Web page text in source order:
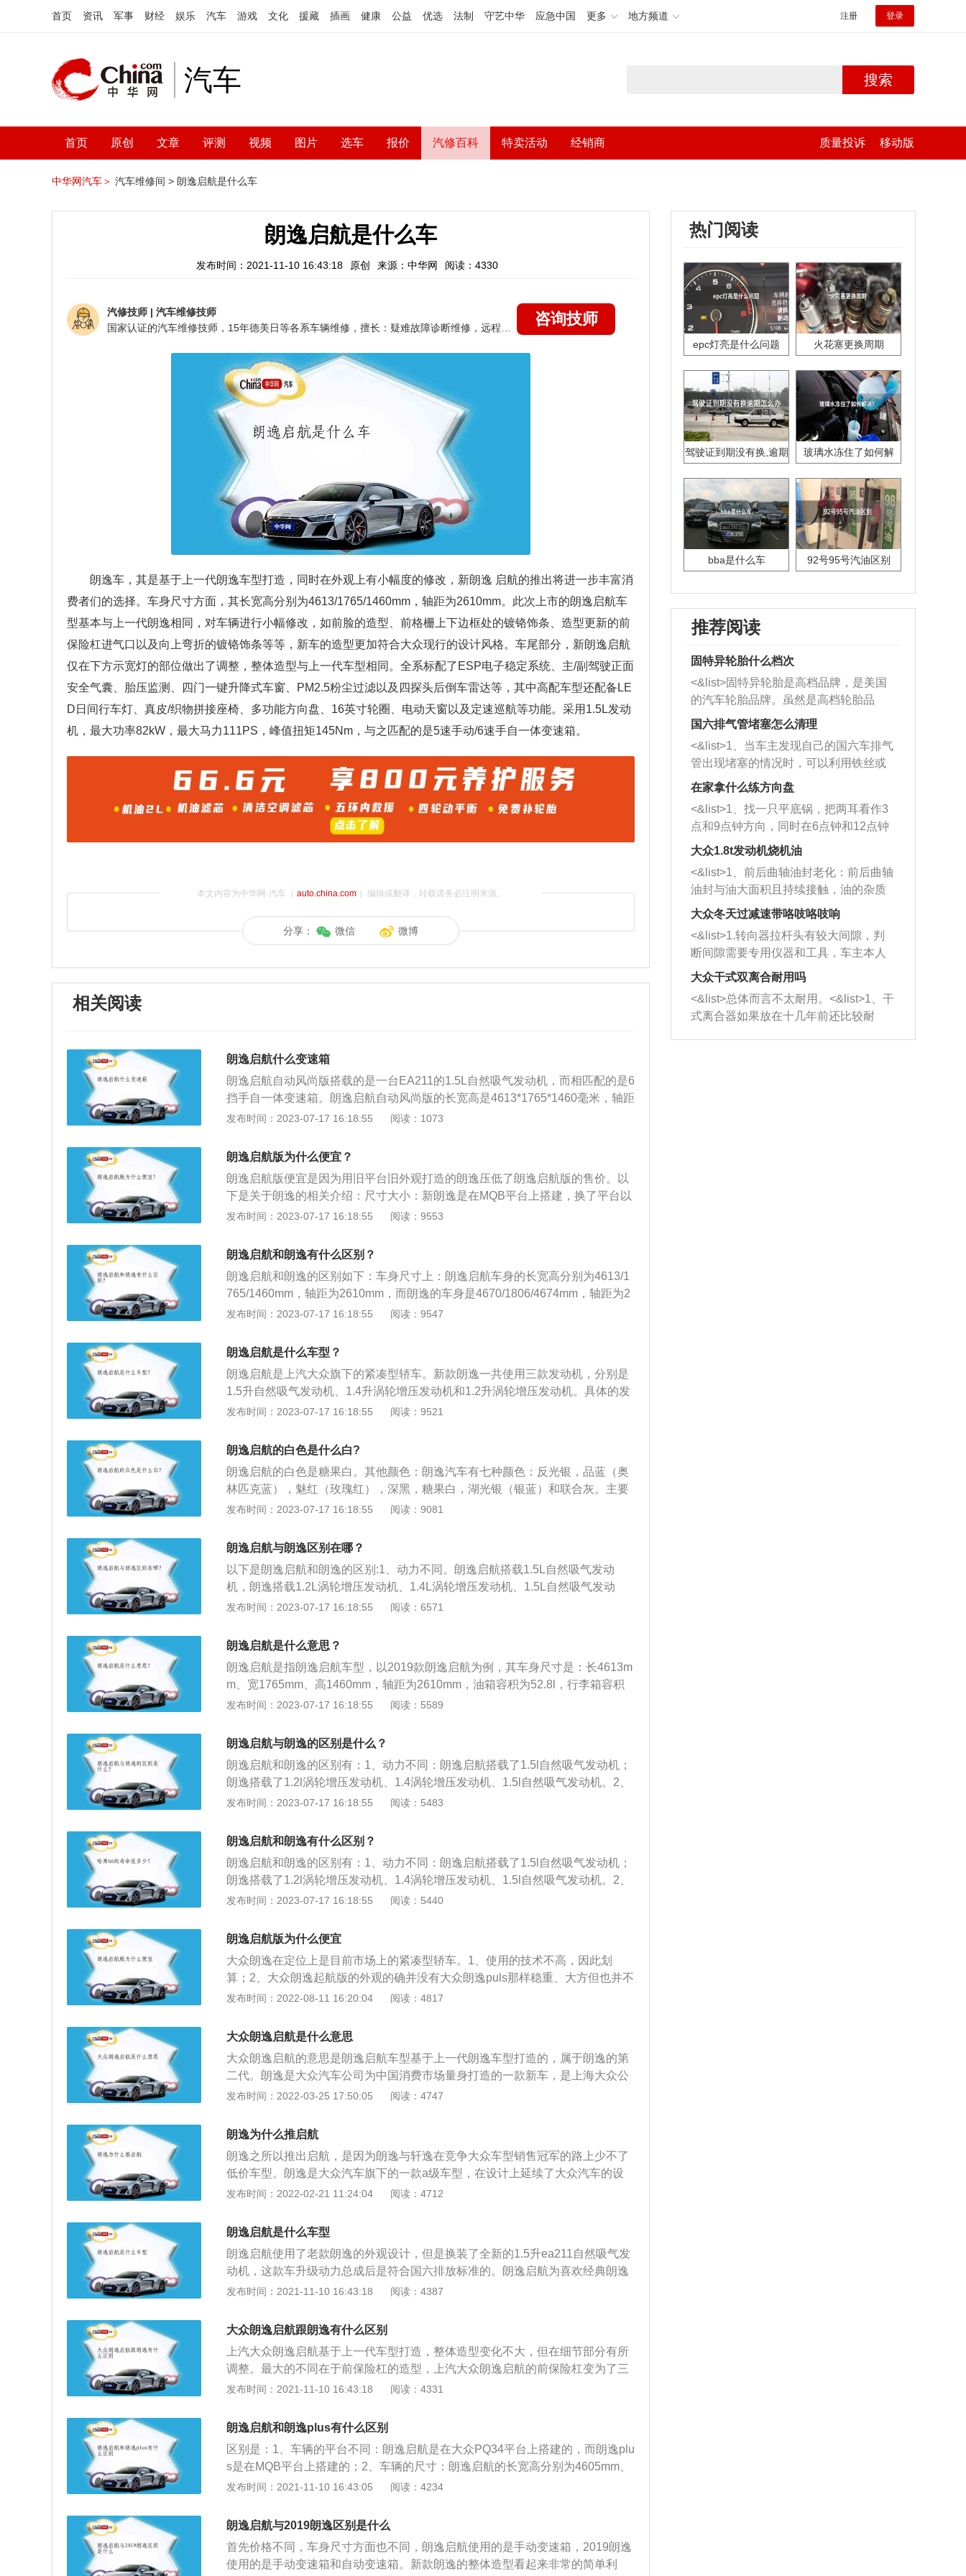
首页 资讯 军事 财经 娱乐 汽车 游戏 文化 援藏 插画 健康 公益 优选 法制 守艺中华 应急中国 更多 地方频道 注册 登录
汽车 搜索
首页 原创 文章 评测 视频 图片 选车 报价 汽修百科 特卖活动 经销商 质量投诉 移动版
中华网汽车＞ 汽车维修间 > 朗逸启航是什么车
朗逸启航是什么车
发布时间：2021-11-10 16:43:18 原创 来源：中华网 阅读：4330
汽修技师 | 汽车维修技师
咨询技师
朗逸车，其是基于上一代朗逸车型打造，同时在外观上有小幅度的修改，新朗逸 启航的推出将进一步丰富消
费者们的选择。车身尺寸方面，其长宽高分别为4613/1765/1460mm，轴距为2610mm。此次上市的朗逸启航车
型基本与上一代朗逸相同，对车辆进行小幅修改，如前脸的造型、前格栅上下边框处的镀铬饰条、造型更新的前
保险杠进气口以及向上弯折的镀铬饰条等等，新车的造型更加符合大众现行的设计风格。车尾部分，新朗逸启航
仅在下方示宽灯的部位做出了调整，整体造型与上一代车型相同。全系标配了ESP电子稳定系统、主/副驾驶正面
安全气囊、胎压监测、四门一键升降式车窗、PM2.5粉尘过滤以及四探头后倒车雷达等，其中高配车型还配备LE
D日间行车灯、真皮/织物拼接座椅、多功能方向盘、16英寸轮圈、电动天窗以及定速巡航等功能。采用1.5L发动
机，最大功率82kW，最大马力111PS，峰值扭矩145Nm，与之匹配的是5速手动/6速手自一体变速箱。
本文内容为中华网·汽车（ auto.china.com）编辑或翻译，转载请务必注明来源。
分享： 微信 微博
相关阅读
朗逸启航什么变速箱
朗逸启航自动风尚版搭载的是一台EA211的1.5L自然吸气发动机，而相匹配的是6
挡手自一体变速箱。朗逸启航自动风尚版的长宽高是4613*1765*1460毫米，轴距
是2610毫米。大众朗逸的朗逸启航版就是最新生产的老款朗逸，这一款刚好也是
了一些基本的实用性之外，其次就是大家口中说最重要的性价比了，现款的朗逸
PLUS虽然在市场终端这方面也有不少优惠，但是整体的性价比还是不及现在的
朗逸启航版的。这台朗逸启航版的外观就目前来看不算很老，三十岁开也不算落
后，对于长宽高是4613*1765*1460毫米，轴距是2610毫米家用也是足够了，整
体看来车身简洁大气设计的还算比较耐看的，作为家用车来说倒也没什么不合适
在同级车里面算得上是中等偏上。虽然选择的是低配，但是这台车像胎压报警、
esp、上坡辅助、倒车雷达等配置该有的也是有，只是内饰的用料也多为硬塑料
为主，车厢内的用料虽然一般，相对来说显得比较廉价，但是做工还算过得去，
也是能轻松满足的。动力方面，朗逸启航自动风尚版搭载的是一台EA211的1.5L
多车型上也都有在使用，所以可靠耐久性还是算经历过时间的考验，朋友选择这
台车也就是看中它的这套动力总成的稳定性，虽然这套动力总成动力表现差了
点，但是燃油经济性还是比较容易让人接受，毕竟实际的百公里油耗还不到6.7
L。但这也是看个人开车习惯和路况等等。
发布时间：2023-07-17 16:18:55 阅读：1073
朗逸启航版为什么便宜？
朗逸启航版便宜是因为用旧平台旧外观打造的朗逸压低了朗逸启航版的售价。以
下是关于朗逸的相关介绍：尺寸大小：新朗逸是在MQB平台上搭建，换了平台以
后，朗逸的三围尺寸从原来的4605mm、1765mm、1460mm增加到了4670mm、
平台上搭建，尺寸更小，耗费的钢材也更小。外形设计：朗逸启航都是老款的设
计，内饰部分差异不算明显。不过在用料方面，显然新朗逸是要比朗逸启航更
好，所以朗逸启航才能相对低价。
发布时间：2023-07-17 16:18:55 阅读：9553
朗逸启航和朗逸有什么区别？
朗逸启航和朗逸的区别如下：车身尺寸上：朗逸启航车身的长宽高分别为4613/1
765/1460mm，轴距为2610mm，而朗逸的车身是4670/1806/4674mm，轴距为2
688mm。变速箱：朗逸启航使用的是手动变速箱，朗逸使用的是手动变速箱和自
盘、握感和座椅的皮质感更加舒适，中控台的设计也更加精致和时髦。
发布时间：2023-07-17 16:18:55 阅读：9547
朗逸启航是什么车型？
朗逸启航是上汽大众旗下的紧凑型轿车。新款朗逸一共使用三款发动机，分别是
1.5升自然吸气发动机、1.4升涡轮增压发动机和1.2升涡轮增压发动机。具体的发
动机如下：1.2升涡轮增压发动机：1.2升涡轮增压发动机有116马力和200牛米的
0转每分钟时输出最大扭矩。这款发动机搭载缸内直喷技术，并且使用铝合金缸
盖缸体。与这款发动机匹配的是7速双离合变速箱。1.4升涡轮增压发动机：1.4升
涡轮增压发动机有150马力和250牛米的最大扭矩，这款发动机可以在5000转每
分钟时输出最大功率，可以在1750到3000转每分钟时输出最大扭矩。这款发动机
搭载缸内直喷技术，并且使用铝合金缸盖缸体。与这款发动机匹配的是7速双离
最大扭矩，这款发动机可以在6000转每分钟时输出最大功率，可以在3900转每分
钟时输出最大扭矩。这款发动机搭载多点电喷技术，并且使用铝合金缸盖缸体。
发布时间：2023-07-17 16:18:55 阅读：9521
朗逸启航的白色是什么白?
朗逸启航的白色是糖果白。其他颜色：朗逸汽车有七种颜色：反光银，品蓝（奥
林匹克蓝），魅红（玫瑰红），深黑，糖果白，湖光银（银蓝）和联合灰。主要
颜色是品蓝和迷人的红色。汽车命名：作为上海大众推出的一款全新A级车，LA
示生命、生活和希望，代表了奔放动感的生命力量与乐趣横生的生活形态，宣扬
了一种从内心深处迸发的生命潜质，以及朝着更加美好的生活前进的激情与动
力。
发布时间：2023-07-17 16:18:55 阅读：9081
朗逸启航与朗逸区别在哪？
以下是朗逸启航和朗逸的区别:1、动力不同。朗逸启航搭载1.5L自然吸气发动
机，朗逸搭载1.2L涡轮增压发动机、1.4L涡轮增压发动机、1.5L自然吸气发动
机。2、行李箱容积不同。朗逸启航行李箱容积为478，朗逸启航行李箱容积为51
m，轴距为2610mm，朗逸身尺寸是长4670mm、宽1806mm、高1474mm，轴距
为2688mm。4、整备质量不同。朗逸启航整备质为1210到1245kg，朗逸整备质
为1318kg。
发布时间：2023-07-17 16:18:55 阅读：6571
朗逸启航是什么意思？
朗逸启航是指朗逸启航车型，以2019款朗逸启航为例，其车身尺寸是：长4613m
m、宽1765mm、高1460mm，轴距为2610mm，油箱容积为52.8l，行李箱容积
为478l，整备质量为1210kg。2019款朗逸启航前悬架是麦弗逊式独立悬架，后悬
大功率是82kw，最大扭矩是145nm，与其匹配的是5挡手动变速箱。
发布时间：2023-07-17 16:18:55 阅读：5589
朗逸启航与朗逸的区别是什么？
朗逸启航和朗逸的区别有：1、动力不同：朗逸启航搭载了1.5l自然吸气发动机；
朗逸搭载了1.2l涡轮增压发动机、1.4涡轮增压发动机、1.5l自然吸气发动机。2、
行李箱容积不同：朗逸启航行李箱容积为478l；朗逸行李箱容积为510l。3、车身
610mm；朗逸车身尺寸是长4670mm、宽1806mm、高1474mm，轴距为2688m
m。4、整备质量不同：朗逸启航整备质量为1210到1245kg；朗逸整备质量为13
18kg。
发布时间：2023-07-17 16:18:55 阅读：5483
朗逸启航和朗逸有什么区别？
朗逸启航和朗逸的区别有：1、动力不同：朗逸启航搭载了1.5l自然吸气发动机；
朗逸搭载了1.2l涡轮增压发动机、1.4涡轮增压发动机、1.5l自然吸气发动机。2、
整备质量不同：朗逸启航整备质量为1210到1245kg；朗逸整备质量为1318kg。
轴距为2610mm；朗逸车身尺寸是长4670mm、宽1806mm、高1474mm，轴距为
2688mm。4、行李箱容积不同：朗逸启航行李箱容积为478l；朗逸行李箱容积为
510l。
发布时间：2023-07-17 16:18:55 阅读：5440
朗逸启航版为什么便宜
大众朗逸在定位上是目前市场上的紧凑型轿车。1、使用的技术不高，因此划
算；2、大众朗逸起航版的外观的确并没有大众朗逸puls那样稳重、大方但也并不
过时；3、车载导航系统采用了触摸屏幕与旋钮控制相结合的操作方式。新平台
较一般的不锈钢板材，因此要用双层。明显，更好的不锈钢板材，成本费也会更
高一些，这也是大众朗逸起航为什么会划算的某一方面原因。不论是造型设计还
是内饰配备，大众朗逸起航全部都是旧款的设计方案，只不过是因为大众套娃比
较厉害，因此内饰部分差异不算明显。不过在用料方面，明显新朗逸是要比大众
朗逸起航更好的，因此大众朗逸起航才能相对低价。在国产车里这个价位也是有
位也能在二手车市场上淘到一些车况比较好的车。
发布时间：2022-08-11 16:20:04 阅读：4817
大众朗逸启航是什么意思
大众朗逸启航的意思是朗逸启航车型基于上一代朗逸车型打造的，属于朗逸的第
二代。朗逸是大众汽车公司为中国消费市场量身打造的一款新车，是上海大众公
司在2008年首次推出的车型。它在外观设计中保持了德国设计的优秀品质，承载
款全新的a级车。朗逸搭配7档双离合变速箱或者5档手动变速箱，排量为1.4升，
价格在11.28万元到16.28万元之间，可以基本满足中国消费者的出行需求。朗逸
启航是基于朗逸车型打造的新一代车款，升级了汽车功能，打造出的全新设计车
型。
发布时间：2022-03-25 17:50:05 阅读：4747
朗逸为什么推启航
朗逸之所以推出启航，是因为朗逸与轩逸在竞争大众车型销售冠军的路上少不了
低价车型。朗逸是大众汽车旗下的一款a级车型，在设计上延续了大众汽车的设
计理念，为中国消费者展现了一款全新的a级车，汽车既保持了大众集团设计的
大众朗逸更满足本土化需求。大众朗逸从2008年首次亮相就成为众多消费者追捧
的轿车对象，是上海大众汽车未来销量的基石，目前大众朗逸的同级别车型有大
众卡罗拉，思域，速腾等车型，大众朗逸的目标是成为汽车市场销量最好的紧凑
型轿车。
发布时间：2022-02-21 11:24:04 阅读：4712
朗逸启航是什么车型
朗逸启航使用了老款朗逸的外观设计，但是换装了全新的1.5升ea211自然吸气发
动机，这款车升级动力总成后是符合国六排放标准的。朗逸启航为喜欢经典朗逸
外观的消费者提供了一个新的选择。朗逸是大众旗下的一款紧凑型轿车，新款朗
机，1.2升涡轮增压发动机。1.2升涡轮增压发动机有116马力和200牛米的最大扭
矩，这款发动机可以在5000转每分钟时输出最大功率，可以在2000到3500转每
分钟时输出最大扭矩。这款发动机搭载了缸内直喷技术，并且使用了铝合金缸盖
缸体。与这款发动机匹配的是7速双离合变速箱。1.4升涡轮增压发动机有150马
力和250牛米的最大扭矩，这款发动机可以在5000转每分钟时输出最大功率，可
且使用了铝合金缸盖缸体。与这款发动机匹配的是7速双离合变速箱。1.5升自然
吸气发动机有113马力和145牛米的最大扭矩，这款发动机可以在6000转每分钟
时输出最大功率，可以在3900转每分钟时输出最大扭矩。这款发动机搭载了多点
发布时间：2021-11-10 16:43:18 阅读：4387
大众朗逸启航跟朗逸有什么区别
上汽大众朗逸启航基于上一代车型打造，整体造型变化不大，但在细节部分有所
调整。最大的不同在于前保险杠的造型，上汽大众朗逸启航的前保险杠变为了三
部分，更加凹凸有致，在此基础上还加入了一条贯穿车头的镀铬装饰条，视觉效
感时尚的设计语言的基础上，LAVIDA朗逸体现了一种全新的设计DNA融合。作
为为中国消费者度身打造的一款新车，LAVIDA朗逸既保持了德国设计的优秀品
质，又融入了很多体现中国传统文化的审美观念以及站在时代前沿的设计元素。
朗逸用充满前瞻性的设计语言为A级车注入了更多的豪华大气感，改写了消费者
对于A级车市场的传统印象，从而满足了消费者更为本土化的需求。
发布时间：2021-11-10 16:43:18 阅读：4331
朗逸启航和朗逸plus有什么区别
区别是：1、车辆的平台不同：朗逸启航是在大众PQ34平台上搭建的，而朗逸plu
s是在MQB平台上搭建的；2、车辆的尺寸：朗逸启航的长宽高分别为4605mm、
1765mm、1460mm，轴距为2610mm，朗逸plus的长宽高分别为4670mm、180
车辆的实际动力方面没有太大的变化，朗逸启航在正常行驶的时候，最高的车速
大概能达到200km/h，而朗逸plus的最高的车速大概能达到210km/h；朗逸启航的
发动机的最大功率是83kW，最大扭矩是145N·m；而朗逸plus朗逸启航的发动机
的最大功率是85kw，最大扭矩是150N·m。
发布时间：2021-11-10 16:43:05 阅读：4234
朗逸启航与2019朗逸区别是什么
首先价格不同，车身尺寸方面也不同，朗逸启航使用的是手动变速箱，2019朗逸
使用的是手动变速箱和自动变速箱。新款朗逸的整体造型看起来非常的简单利
热门阅读
epc灯亮是什么问题 火花塞更换周期
驾驶证到期没有换,逾期
玻璃水冻住了如何解
bba是什么车 92号95号汽油区别
推荐阅读
固特异轮胎什么档次
<&list>固特异轮胎是高档品牌，是美国
的汽车轮胎品牌。虽然是高档轮胎品
牌，但是中高低端的轮胎都有生产，这
也是为了更好的开拓市场。
国六排气管堵塞怎么清理
<&list>1、当车主发现自己的国六车排气
管出现堵塞的情况时，可以利用铁丝或
者是细棍，直接将杂物给取出来，如果
堵塞情况比较严重，也可以采取应急措
施。 <&list>2、直接利用木棍将所有的
杂物推到排气管里面的位置处，然后将
三元催化器拆解开，就可以将堵塞的东
西取出来。但如果是因为积碳过多引起
的堵塞，就需要将三元催化器泡在草酸
洗剂对堵塞的情况得到解决，将清洗剂
放在燃油箱中，与燃油混合后，车辆启
动时，就可以和汽油一起进入到燃烧
室，最后形成废气排出，就可以让三元
催化器得到清洗，排气管堵塞的情况就
能够得到解决。
在家拿什么练方向盘
<&list>1、找一只平底锅，把两耳看作3
点和9点钟方向，同时在6点钟和12点钟
方向做一个标记。 <&list>2、双手握住
一圈半的练习，往右同样也要打相同的
圈数。 <&list>3、最后强调要反复练
习，这样就可以形成肌肉记忆，在真实
驾驶车辆时，不需要记忆也能打好方
向。
大众1.8t发动机烧机油
<&list>1、前后曲轴油封老化：前后曲轴
油封与油大面积且持续接触，油的杂质
和发动机内持续温度变化使其密封效果
逐渐减弱，导致渗油或漏油。<&list>2、
活塞间隙过大：积碳会使活塞环与缸体
的间隙扩大，导致机油流入燃烧室中，
造成烧机油。<&list>3、机油粘度。使用
机油粘度过小的话，同样会有烧机油现
象，机油粘度过小具有很好的流动性，
大众冬天过减速带咯吱咯吱响
<&list>1.转向器拉杆头有较大间隙，判
断间隙需要专用仪器和工具，车主本人
无法制作，需要将车辆送到修理厂或4s
店；<&list>2.车辆半轴套管防尘罩破
裂，破裂后会出现漏油现象，使半轴磨
损严重，磨损的半轴容易损坏，产生异
响；<&list>3.稳定器的转向胶套和球头
大众干式双离合耐用吗
<&list>总体而言不太耐用。<&list>1、干
式离合器如果放在十几年前还比较耐